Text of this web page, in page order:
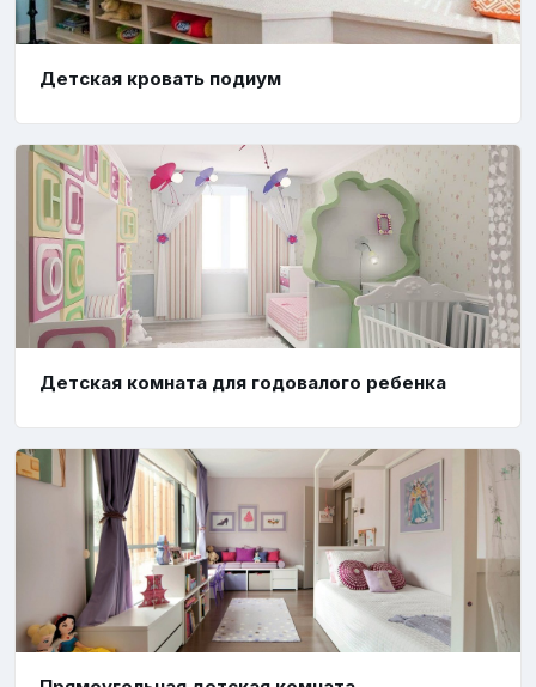
Детская кровать подиум
Детская комната для годовалого ребенка